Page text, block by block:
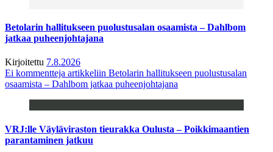
Betolarin hallitukseen puolustusalan osaamista – Dahlbom
jatkaa puheenjohtajana
Kirjoitettu 7.8.2026
Ei kommentteja artikkeliin Betolarin hallitukseen puolustusalan
osaamista – Dahlbom jatkaa puheenjohtajana
VRJ:lle Väyläviraston tieurakka Oulusta – Poikkimaantien
parantaminen jatkuu